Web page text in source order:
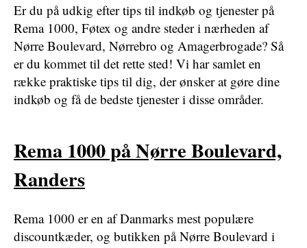
Er du på udkig efter tips til indkøb og tjenester på
Rema 1000, Føtex og andre steder i nærheden af
Nørre Boulevard, Nørrebro og Amagerbrogade? Så
er du kommet til det rette sted! Vi har samlet en
række praktiske tips til dig, der ønsker at gøre dine
indkøb og få de bedste tjenester i disse områder.
Rema 1000 på Nørre Boulevard,
Randers
Rema 1000 er en af Danmarks mest populære
discountkæder, og butikken på Nørre Boulevard i